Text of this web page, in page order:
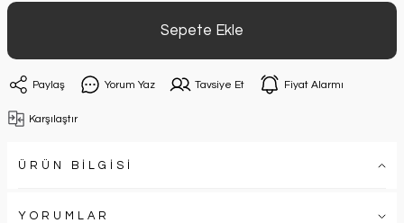
Sepete Ekle
Paylaş Yorum Yaz Tavsiye Et Fiyat Alarmı
Karşılaştır
ÜRÜN BİLGİSİ
YORUMLAR